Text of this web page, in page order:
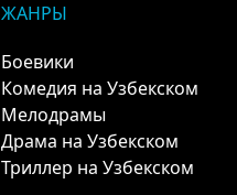
ЖАНРЫ
Боевики
Комедия на Узбекском
Мелодрамы
Драма на Узбекском
Триллер на Узбекском